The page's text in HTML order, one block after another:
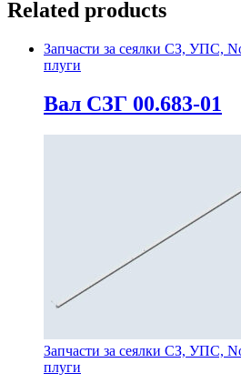
Related products
Запчасти за сеялки СЗ, УПС,
плуги
Вал СЗГ 00.683-01
Запчасти за сеялки СЗ, УПС,
плуги